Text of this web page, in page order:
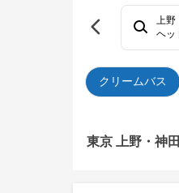
クリームバス
上
ヘッ
東京 上野・神